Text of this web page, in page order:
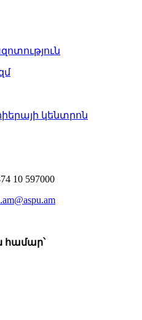
կենտրոն
10 597000
համար՝